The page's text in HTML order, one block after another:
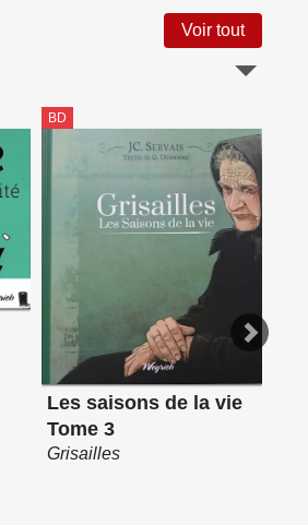
Voir tout
BD
Les saisons de la vie
Tome 3
Grisailles